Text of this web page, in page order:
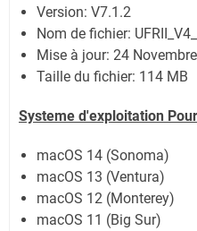
Version: V7.1.2
Nom de fichier:
Mise à jour: 24
Taille du fichier: 114 MB
Systeme d'exploitation
macOS 14 (Sonoma)
macOS 13 (Ventura)
macOS 12 (Monterey)
macOS 11 (Big Sur)